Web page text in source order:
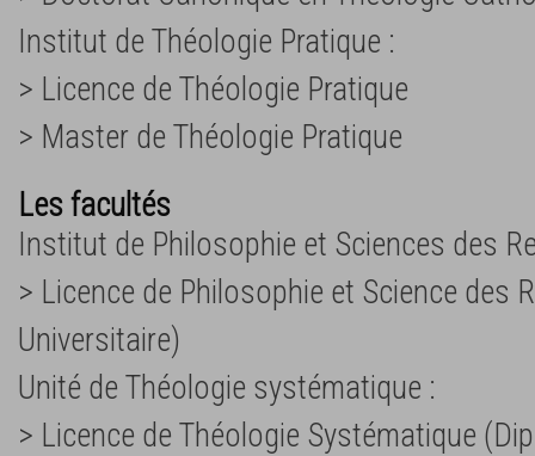
Institut de Théologie Pratique :
> Licence de Théologie Pratique
> Master de Théologie Pratique
Les facultés
Institut de Philosophie et Sciences des
> Licence de Philosophie et Science des
Universitaire)
Unité de Théologie systématique :
> Licence de Théologie Systématique